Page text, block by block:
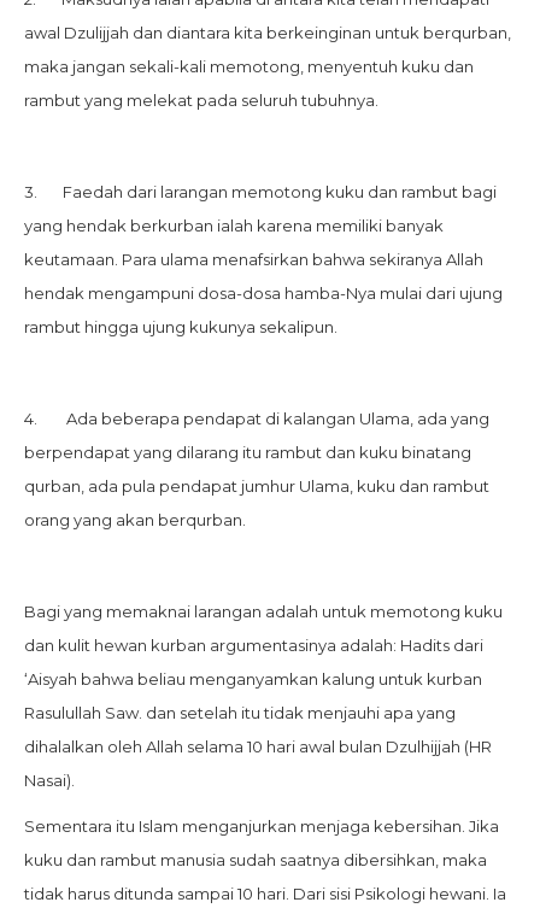
awal Dzulijjah dan diantara kita berkeinginan untuk berqurban,
maka jangan sekali-kali memotong, menyentuh kuku dan
rambut yang melekat pada seluruh tubuhnya.
3. Faedah dari larangan memotong kuku dan rambut bagi
yang hendak berkurban ialah karena memiliki banyak
keutamaan. Para ulama menafsirkan bahwa sekiranya Allah
hendak mengampuni dosa-dosa hamba-Nya mulai dari ujung
rambut hingga ujung kukunya sekalipun.
4. Ada beberapa pendapat di kalangan Ulama, ada yang
berpendapat yang dilarang itu rambut dan kuku binatang
qurban, ada pula pendapat jumhur Ulama, kuku dan rambut
orang yang akan berqurban.
Bagi yang memaknai larangan adalah untuk memotong kuku
dan kulit hewan kurban argumentasinya adalah: Hadits dari
‘Aisyah bahwa beliau menganyamkan kalung untuk kurban
Rasulullah Saw. dan setelah itu tidak menjauhi apa yang
dihalalkan oleh Allah selama 10 hari awal bulan Dzulhijjah (HR
Nasai).
Sementara itu Islam menganjurkan menjaga kebersihan. Jika
kuku dan rambut manusia sudah saatnya dibersihkan, maka
tidak harus ditunda sampai 10 hari. Dari sisi Psikologi hewani. Ia